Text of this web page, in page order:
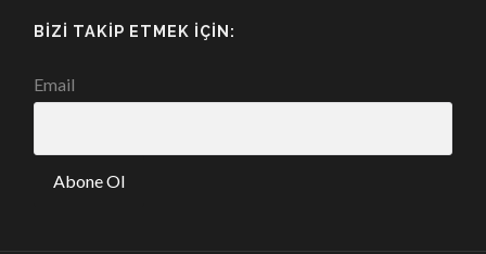
BIZI TAKIP ETMEK İÇIN:
Email